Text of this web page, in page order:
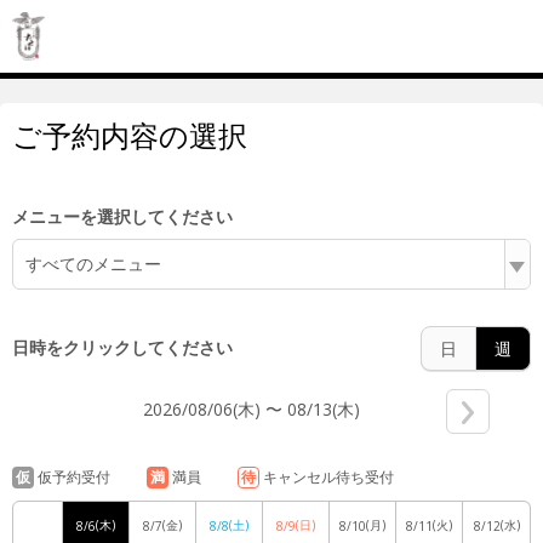
ご予約内容の選択
メニューを選択してください
すべてのメニュー
日時をクリックしてください 日 週
2026/08/06(木) 〜 08/13(木)
仮 仮予約受付 満 満員 待 キャンセル待ち受付
8/6(木) 8/7(金) 8/8(土) 8/9(日) 8/10(月) 8/11(火) 8/12(水)
6:00